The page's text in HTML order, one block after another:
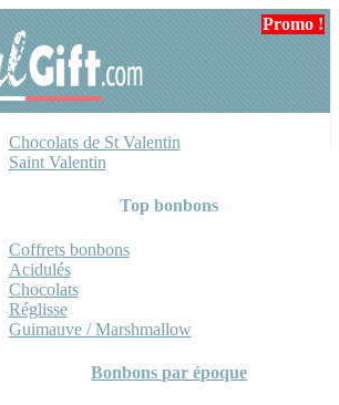
Chocolats de St Valentin
Saint Valentin
Top bonbons
Coffrets bonbons
Acidulés
Chocolats
Réglisse
Guimauve / Marshmallow
Bonbons par époque
Promo !